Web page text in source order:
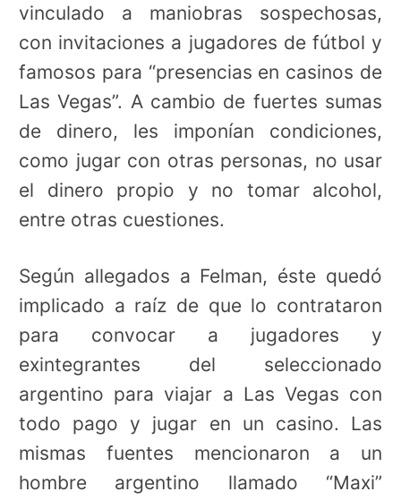
vinculado a maniobras sospechosas,
con invitaciones a jugadores de fútbol y
famosos para “presencias en casinos de
Las Vegas”. A cambio de fuertes sumas
de dinero, les imponían condiciones,
como jugar con otras personas, no usar
el dinero propio y no tomar alcohol,
entre otras cuestiones.
Según allegados a Felman, éste quedó
implicado a raíz de que lo contrataron
para convocar a jugadores y
exintegrantes del seleccionado
argentino para viajar a Las Vegas con
todo pago y jugar en un casino. Las
mismas fuentes mencionaron a un
hombre argentino llamado “Maxi”